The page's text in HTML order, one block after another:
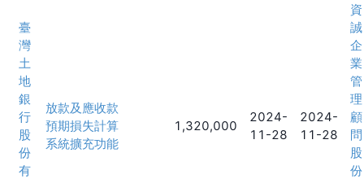
臺
灣
土
地
銀
行
股
份
有
放款及應收款
預期損失計算
系統擴充功能
1,320,000
2024-
11-28
2024-
11-28
資
誠
企
業
管
理
顧
問
股
份